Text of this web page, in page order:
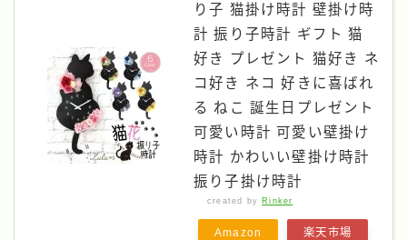
り子 猫掛け時計 壁掛け時
計 振り子時計 ギフト 猫
好き プレゼント 猫好き ネ
コ好き ネコ 好きに喜ばれ
る ねこ 誕生日プレゼント
可愛い時計 可愛い壁掛け
時計 かわいい壁掛け時計
振り子掛け時計
created by Rinker
Amazon 楽天市場